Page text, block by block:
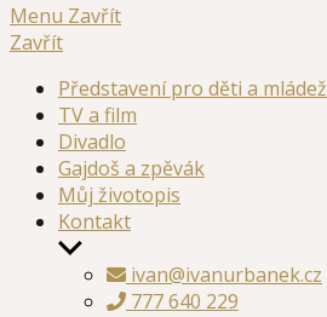
Menu Zavřít
Zavřít
Představení pro děti a mládež
TV a film
Divadlo
Gajdoš a zpěvák
Můj životopis
Kontakt
Zobrazit
podmenuivan@ivanurbanek.cz
777 640 229